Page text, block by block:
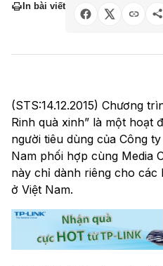
In bài viết
(STS:14.12.2015) Chương
Rinh quà xinh” là một hoạt
người tiêu dùng của Công
Nam phối hợp cùng Media
này chỉ dành riêng cho các
ở Việt Nam.